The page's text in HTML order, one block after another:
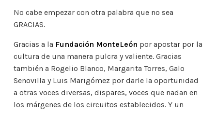
p
r
t
r
No cabe empezar con otra palabra que no sea
GRACIAS.
Gracias a la Fundación MonteLeón por apostar por la
cultura de una manera pulcra y valiente. Gracias
también a Rogelio Blanco, Margarita Torres, Galo
Senovilla y Luis Marigómez por darle la oportunidad
a otras voces diversas, dispares, voces que nadan en
los márgenes de los circuitos establecidos. Y un